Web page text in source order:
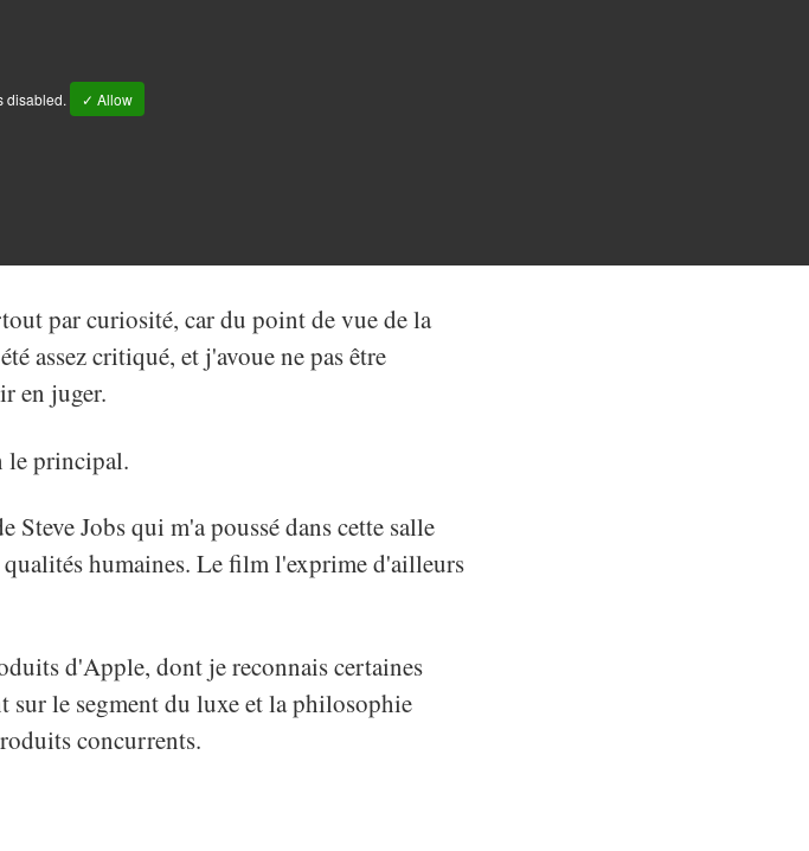
disabled. ✓ Allow
par curiosité, car du point de vue de la
assez critiqué, et j'avoue ne pas être
en juger.
le principal.
Steve Jobs qui m'a poussé dans cette salle
humaines. Le film l'exprime d'ailleurs
d'Apple, dont je reconnais certaines
sur le segment du luxe et la philosophie
concurrents.